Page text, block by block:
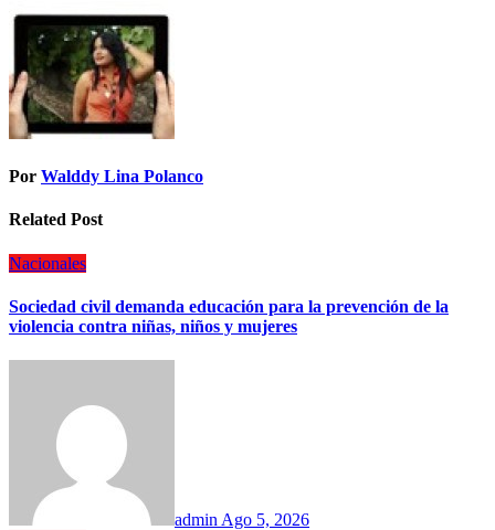
Por Walddy Lina Polanco
Related Post
Nacionales
Sociedad civil demanda educación para la prevención de la
violencia contra niñas, niños y mujeres
admin Ago 5, 2026